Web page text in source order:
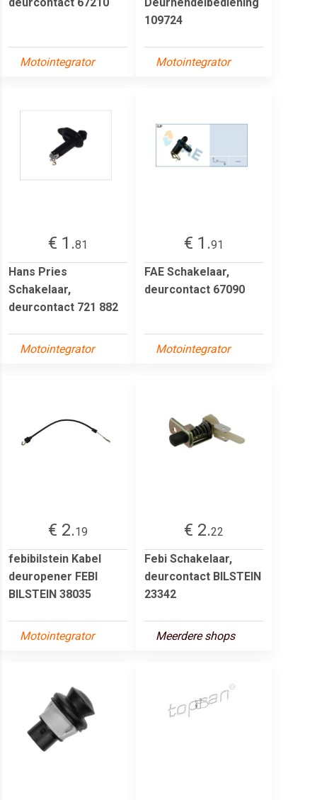
Motointegrator
109724
Motointegrator
€ 1.81
Hans Pries
Schakelaar,
deurcontact 721 882
Motointegrator
€ 1.91
FAE Schakelaar,
deurcontact 67090
Motointegrator
€ 2.19
febibilstein Kabel
deuropener FEBI
BILSTEIN 38035
Motointegrator
€ 2.22
Febi Schakelaar,
deurcontact BILSTEIN
23342
Meerdere shops